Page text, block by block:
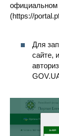
официальном
(https://
Для
сайте,